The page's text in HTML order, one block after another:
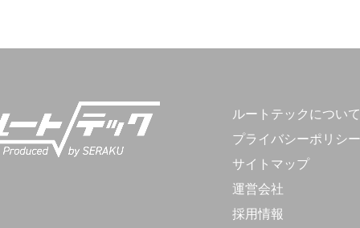
ルートテックについて
プライバシーポリシー
サイトマップ
運営会社
採用情報